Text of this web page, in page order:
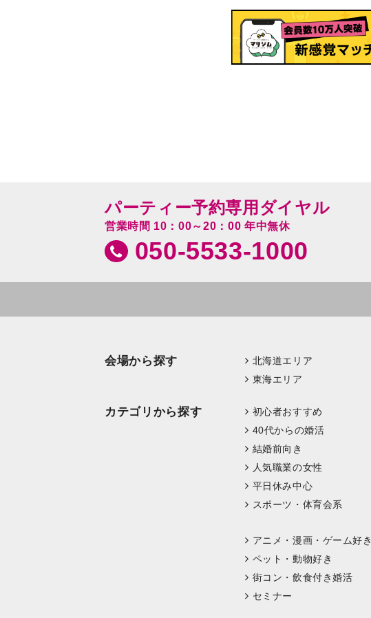
パーティー予約専用ダイヤル
営業時間 10：00～20：00 年中無休
050-5533-1000
会場から探す 北海道エリア
東海エリア
カテゴリから探す 初心者おすすめ
40代からの婚活
結婚前向き
人気職業の女性
平日休み中心
スポーツ・体育会系
アニメ・漫画・ゲーム好き
ペット・動物好き
街コン・飲食付き婚活
セミナー